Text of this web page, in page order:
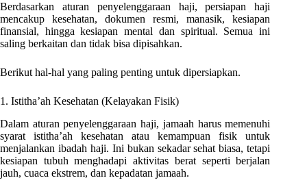
Berdasarkan aturan penyelenggaraan haji, persiapan haji
mencakup kesehatan, dokumen resmi, manasik, kesiapan
finansial, hingga kesiapan mental dan spiritual. Semua ini
saling berkaitan dan tidak bisa dipisahkan.
Berikut hal-hal yang paling penting untuk dipersiapkan.
1. Istitha’ah Kesehatan (Kelayakan Fisik)
Dalam aturan penyelenggaraan haji, jamaah harus memenuhi
syarat istitha’ah kesehatan atau kemampuan fisik untuk
menjalankan ibadah haji. Ini bukan sekadar sehat biasa, tetapi
kesiapan tubuh menghadapi aktivitas berat seperti berjalan
jauh, cuaca ekstrem, dan kepadatan jamaah.